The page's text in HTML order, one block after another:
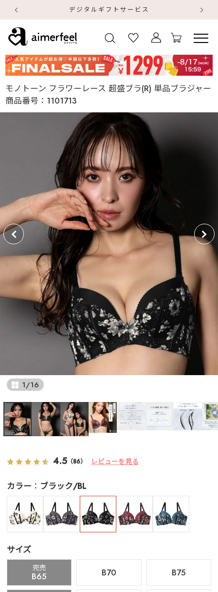
デジタルギフトサービス
モノトーン フラワーレース 超盛ブラ(R) 単品ブラジャー
商品番号： 1101713
1/16
4.5 （86） レビューを見る
カラー ブラック/BL
サイズ
完売
B65 B70 B75